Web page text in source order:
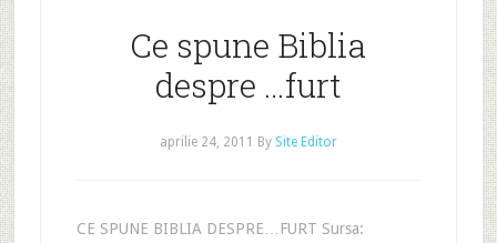
Ce spune Biblia
despre …furt
aprilie 24, 2011 By Site Editor
CE SPUNE BIBLIA DESPRE…FURT Sursa: